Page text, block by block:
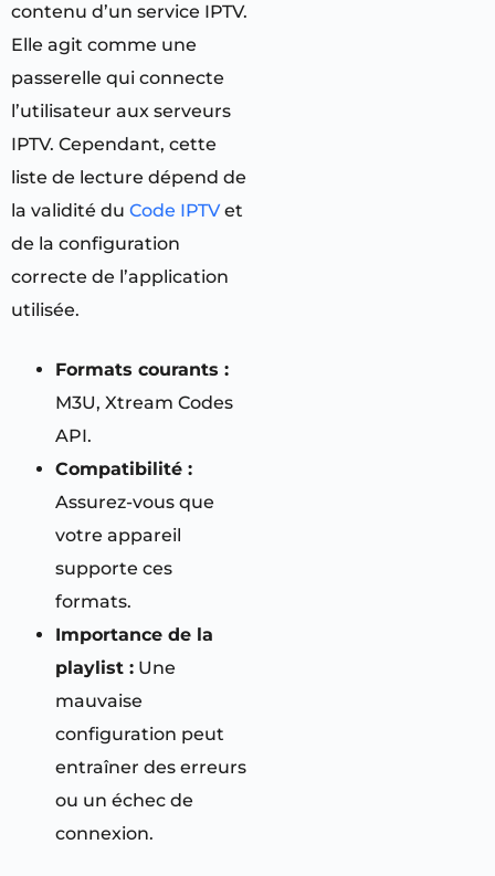
contenu d’un service IPTV.
Elle agit comme une
passerelle qui connecte
l’utilisateur aux serveurs
IPTV. Cependant, cette
liste de lecture dépend de
la validité du Code IPTVet
de la configuration
correcte de l’application
utilisée.
Formats courants :
M3U, Xtream Codes
API.
Compatibilité :
Assurez-vous que
votre appareil
supporte ces
formats.
Importance de la
playlist : Une
mauvaise
configuration peut
entraîner des erreurs
ou un échec de
connexion.